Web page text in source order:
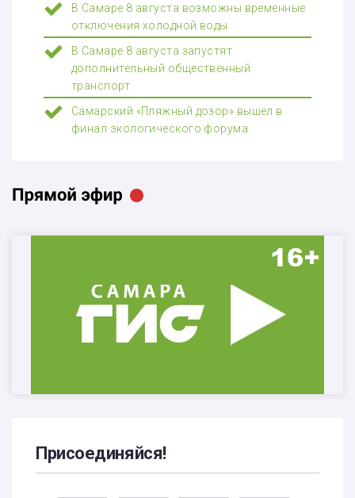
В Самаре 8 августа возможны временные
отключения холодной воды
В Самаре 8 августа запустят
дополнительный общественный
транспорт
Самарский «Пляжный дозор» вышел в
финал экологического форума
Присоединяйся!